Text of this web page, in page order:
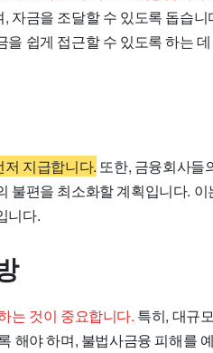
자금을 조달할 수 있도록 돕습니
쉽게 접근할 수 있도록 하는
지급합니다. 또한, 금융회사들
불편을 최소화할 계획입니다.
니다.
는 것이 중요합니다. 특히, 대규
해야 하며, 불법사금융 피해를